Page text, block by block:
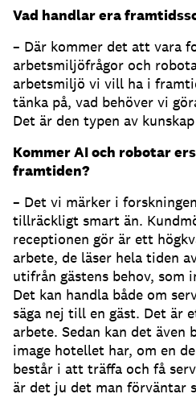
Vad handlar era
– Där kommer det att vara
arbetsmiljöfrågor och
arbetsmiljö vi vill ha i
tänka på, vad behöver vi
Det är den typen av
Kommer AI och robotar
framtiden?
– Det vi märker i
tillräckligt smart än.
receptionen gör är ett
arbete, de läser hela tiden
utifrån gästens behov, som
Det kan handla både om
säga nej till en gäst. Det är
arbete. Sedan kan det även
image hotellet har, om en
består i att träffa och få
är det ju det man förväntar